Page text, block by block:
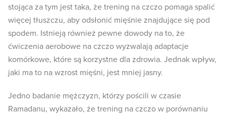
stojąca za tym jest taka, że ​​trening na czczo pomaga spalić
więcej tłuszczu, aby odsłonić mięśnie znajdujące się pod
spodem. Istnieją również pewne dowody na to, że
ćwiczenia aerobowe na czczo wyzwalają adaptacje
komórkowe, które są korzystne dla zdrowia. Jednak wpływ,
jaki ma to na wzrost mięśni, jest mniej jasny.
Jedno badanie mężczyzn, którzy pościli w czasie
Ramadanu, wykazało, że trening na czczo w porównaniu